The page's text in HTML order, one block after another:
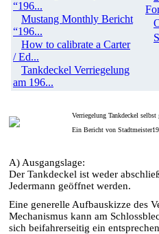
“196...
Mustang Monthly Bericht
“196...
How to calibrate a Carter
/ Ed...
Tankdeckel Verriegelung
am 196...
Verriegelung Tankdeckel
Ein Bericht von
A) Ausgangslage:
Der Tankdeckel ist weder
Jedermann geöffnet werden.
Eine generelle Aufbauskizze des
Mechanismus kann am
sich beifahrerseitig ein